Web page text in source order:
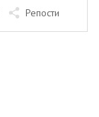
Репости